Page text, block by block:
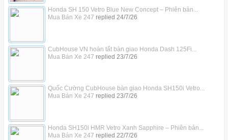
Honda SH 150 Vetro Blue New Concept – Phiên bản...
Mua Bán Xe 247 replied 24/7/26
CubHouse VN hoàn tất bàn giao Honda Dash 125Fi...
Mua Bán Xe 247 replied 23/7/26
Quốc Cường CubHouse bàn giao Honda SH150i Vetro...
Mua Bán Xe 247 replied 23/7/26
Honda SH150i HMR Vetro Xanh Sapphire – Phiên bản...
Mua Bán Xe 247 replied 22/7/26